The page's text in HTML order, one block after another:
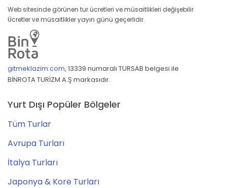
Web sitesinde görünen tur ücretleri ve müsaitlikleri değişebilir.
Ücretler ve müsaitlikler yayın günü geçerlidir.
gitmeklazim.com, 13339 numaralı TURSAB belgesi ile
BİNROTA TURİZM A.Ş markasıdır.
Yurt Dışı Popüler Bölgeler
Tüm Turlar
Avrupa Turları
İtalya Turları
Japonya & Kore Turları